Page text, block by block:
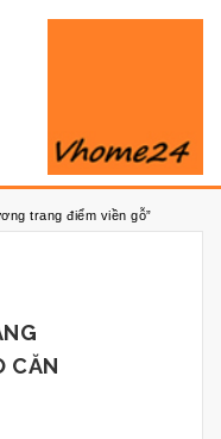
trang điểm viền gỗ”
CĂN